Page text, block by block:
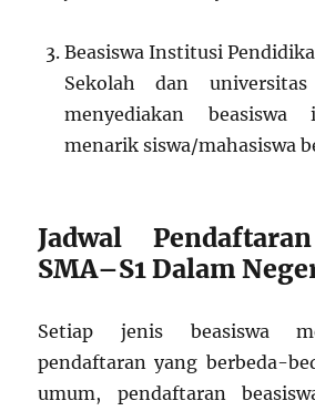
Beasiswa Institusi
Sekolah dan
menyediakan
menarik siswa/mahasiswa
Jadwal
SMA–S1 Dalam
Setiap jenis beasiswa
pendaftaran yang berbeda-
umum, pendaftaran